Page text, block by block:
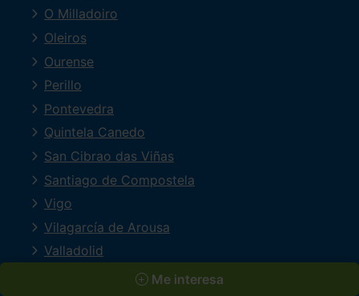
Me interesa
O Milladoiro
Oleiros
Ourense
Perillo
Pontevedra
Quintela Canedo
San Cibrao das Viñas
Santiago de Compostela
Vigo
Vilagarcía de Arousa
Valladolid
MARCAS PRINCIPALES